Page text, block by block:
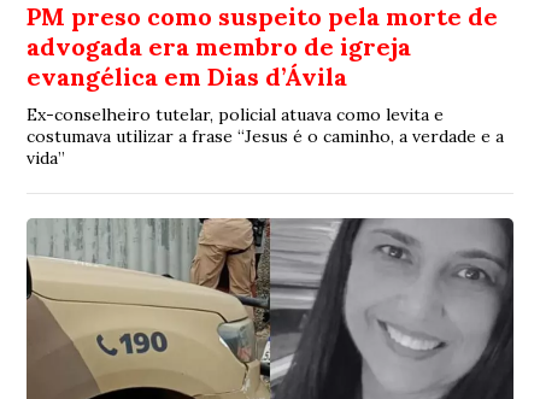
PM preso como suspeito pela morte de
advogada era membro de igreja
evangélica em Dias d’Ávila
Ex-conselheiro tutelar, policial atuava como levita e
costumava utilizar a frase “Jesus é o caminho, a verdade e a
vida”